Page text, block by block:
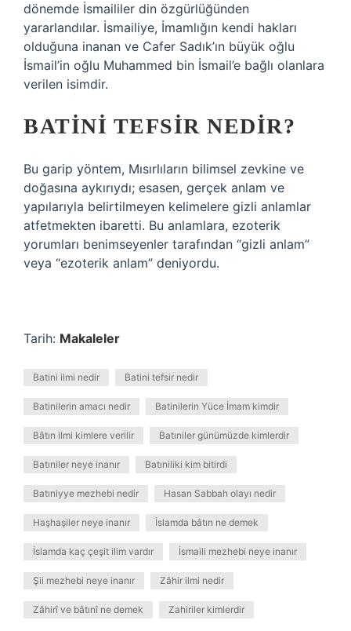
dönemde İsmaililer din özgürlüğünden
yararlandılar. İsmailiye, İmamlığın kendi hakları
olduğuna inanan ve Cafer Sadık’ın büyük oğlu
İsmail’in oğlu Muhammed bin İsmail’e bağlı olanlara
verilen isimdir.
BATINI TEFSIR NEDIR?
Bu garip yöntem, Mısırlıların bilimsel zevkine ve
doğasına aykırıydı; esasen, gerçek anlam ve
yapılarıyla belirtilmeyen kelimelere gizli anlamlar
atfetmekten ibaretti. Bu anlamlara, ezoterik
yorumları benimseyenler tarafından “gizli anlam”
veya “ezoterik anlam” deniyordu.
Tarih: Makaleler
Batini ilmi nedir Batini tefsir nedir
Batinilerin amacı nedir Batinilerin Yüce İmam kimdir
Bâtın ilmi kimlere verilir Batıniler günümüzde kimlerdir
Batıniler neye inanır Batıniliki kim bitirdi
Batıniyye mezhebi nedir Hasan Sabbah olayı nedir
Haşhaşiler neye inanır İslamda bâtın ne demek
İslamda kaç çeşit ilim vardır İsmaili mezhebi neye inanır
Şii mezhebi neye inanır Zâhir ilmi nedir
Zâhirî ve bâtınî ne demek Zahiriler kimlerdir